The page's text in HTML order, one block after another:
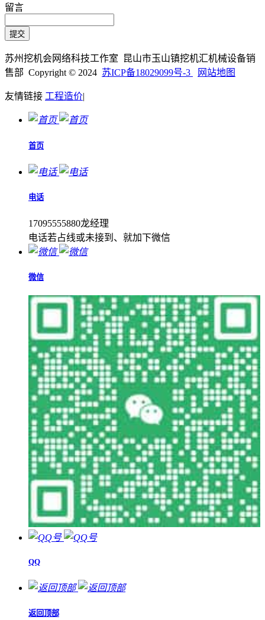
留言
苏州挖机会网络科技工作室 昆山市玉山镇挖机汇机械设备销
售部 Copyright © 2024 苏ICP备18029099号-3 网站地图
友情链接 工程造价|
首页
电话
17095555880龙经理
电话若占线或未接到、就加下微信
微信
QQ
返回顶部